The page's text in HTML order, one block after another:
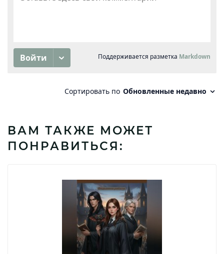
ВАМ ТАКЖЕ МОЖЕТ
ПОНРАВИТЬСЯ: